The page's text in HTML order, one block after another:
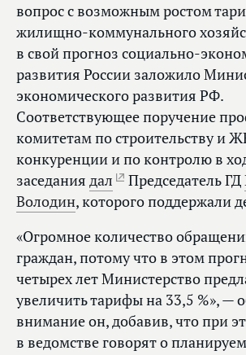
вопрос с возможным ростом
жилищно-коммунального
в свой прогноз социально-
развития России заложило
экономического развития РФ.
Соответствующее поручение
комитетам по строительству и
конкуренции и по контролю в
заседания дал Председатель ГД
Володин, которого поддержали
«Огромное количество
граждан, потому что в этом
четырех лет Министерство
увеличить тарифы на 33,5 %», —
внимание он, добавив, что при
в ведомстве говорят о